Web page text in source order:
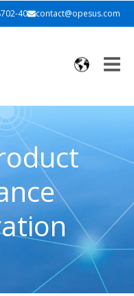
40 contact@opesus.com